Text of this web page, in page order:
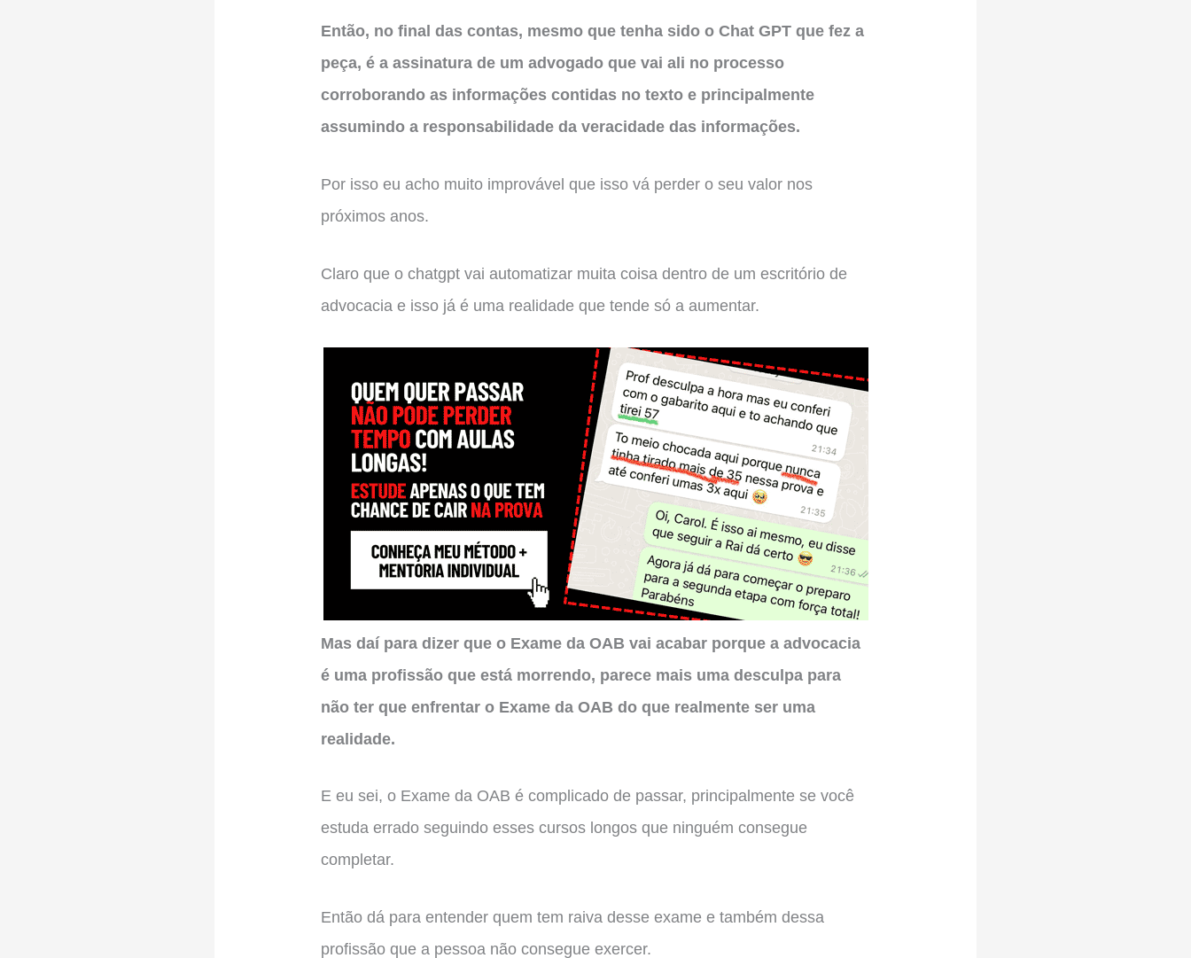
Então, no final das contas, mesmo que tenha sido o Chat GPT que fez a
peça, é a assinatura de um advogado que vai ali no processo
corroborando as informações contidas no texto e principalmente
assumindo a responsabilidade da veracidade das informações.
Por isso eu acho muito improvável que isso vá perder o seu valor nos
próximos anos.
Claro que o chatgpt vai automatizar muita coisa dentro de um escritório de
advocacia e isso já é uma realidade que tende só a aumentar.
Mas daí para dizer que o Exame da OAB vai acabar porque a advocacia
é uma profissão que está morrendo, parece mais uma desculpa para
não ter que enfrentar o Exame da OAB do que realmente ser uma
realidade.
E eu sei, o Exame da OAB é complicado de passar, principalmente se você
estuda errado seguindo esses cursos longos que ninguém consegue
completar.
Então dá para entender quem tem raiva desse exame e também dessa
profissão que a pessoa não consegue exercer.